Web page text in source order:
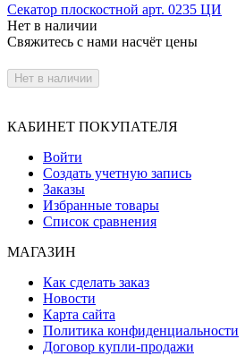
Секатор плоскостной арт. 0235 ЦИ
Нет в наличии
Свяжитесь с нами насчёт цены
Нет в наличии
КАБИНЕТ ПОКУПАТЕЛЯ
Войти
Создать учетную запись
Заказы
Избранные товары
Список сравнения
МАГАЗИН
Как сделать заказ
Новости
Карта сайта
Политика конфиденциальности
Договор купли-продажи